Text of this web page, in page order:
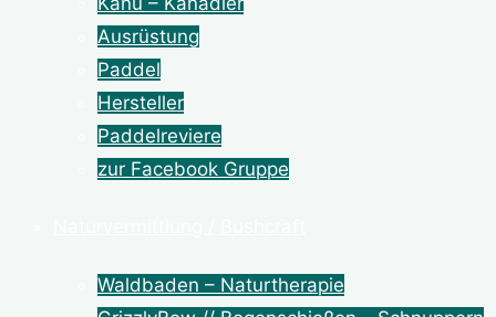
Ausrüstung
Paddel
Hersteller
Paddelreviere
zur Facebook Gruppe
Waldbaden – Naturtherapie